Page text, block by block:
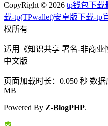
CopyRight © 2026 tp钱包下载
载-tp(TPwallet)安卓版下载-
权所有
适用《知识共享 署名-非商业
中文版
页面加载时长：0.050 秒 数
MB
Powered By Z-BlogPHP.